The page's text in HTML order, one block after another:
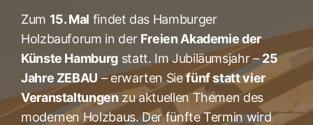
Zum 15. Mal findet das Hamburger
Holzbauforum in der Freien Akademie der
Künste Hamburgstatt. Im Jubiläumsjahr –25
Jahre ZEBAU– erwarten Siefünf statt vier
Veranstaltungenzu aktuellen Themen des
modernen Holzbaus. Der fünfte Termin wird